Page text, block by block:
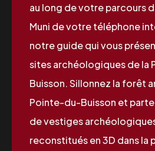
au long de votre parcours
Muni de votre téléphone
notre guide qui vous
sites archéologiques de la
Buisson. Sillonnez la forêt
Pointe-du-Buisson et
de vestiges
reconstitués en 3D dans la